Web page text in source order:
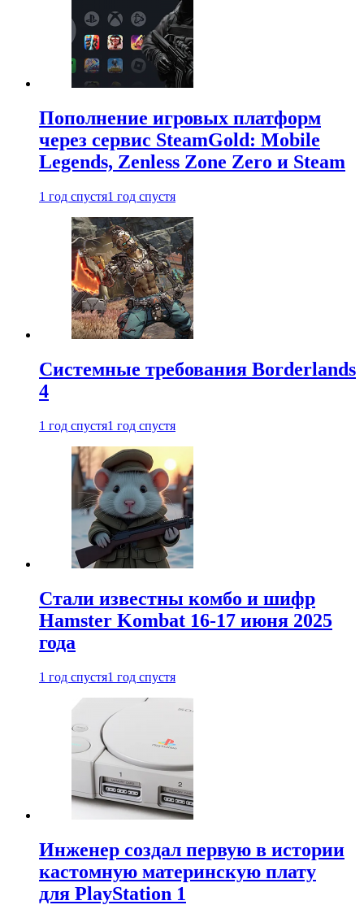
Пополнение игровых платформ
через сервис SteamGold: Mobile
Legends, Zenless Zone Zero и Steam
1 год спустя1 год спустя
Системные требования Borderlands
4
1 год спустя1 год спустя
Стали известны комбо и шифр
Hamster Kombat 16-17 июня 2025
года
1 год спустя1 год спустя
Инженер создал первую в истории
кастомную материнскую плату
для PlayStation 1